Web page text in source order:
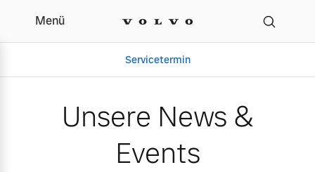
Unsere News & Events
Menü
Servicetermin
Unsere News &
Events